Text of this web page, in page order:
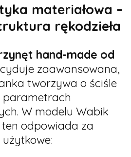
materiałowa –
rękodzieła
hand-made od
zaawansowana,
tworzywa o ściśle
parametrach
W modelu Wabik
odpowiada za